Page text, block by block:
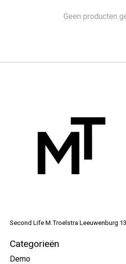
Geen producten
Second Life M.Troelstra Leeuwenburg
Categorieën
Demo